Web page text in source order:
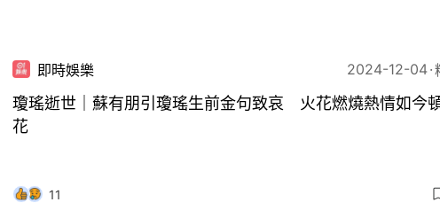
即時娛樂 2024-12-04
瓊瑤逝世｜蘇有朋引瓊瑤生前金句致哀 火花燃燒熱情如今
花
11